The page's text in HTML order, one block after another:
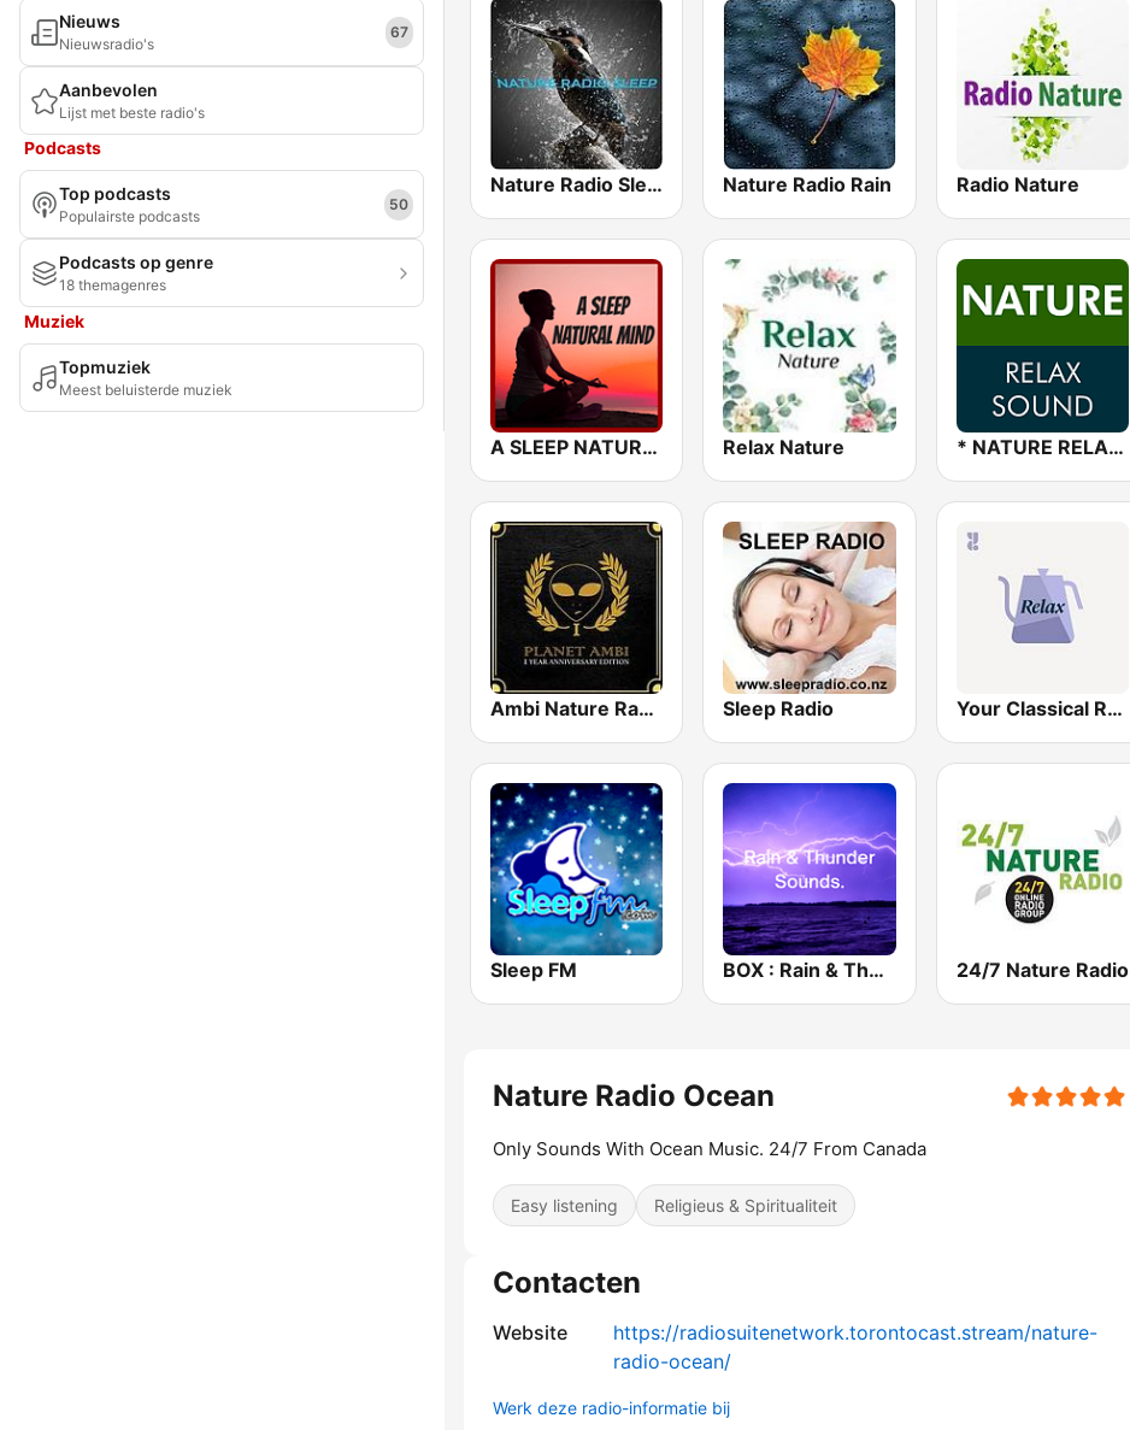
Nieuws
Nieuwsradio's
67
Aanbevolen
Lijst met beste radio's
Podcasts
Top podcasts
Populairste podcasts
50
Podcasts op genre
18 themagenres
Muziek
Topmuziek
Meest beluisterde muziek
Nature Radio Sleep Nature Radio Rain Radio Nature
A SLEEP NATURAL MIND Relax Nature * NATURE RELAX SOUND
Ambi Nature Radio Sleep Radio Your Classical Relax
Sleep FM BOX : Rain & Thunder Sounds 24/7 Nature Radio
Nature Radio Ocean
Only Sounds With Ocean Music. 24/7 From Canada
Easy listening Religieus & Spiritualiteit
Contacten
Website
https://radiosuitenetwork.torontocast.stream/nature-
radio-ocean/
Werk deze radio-informatie bij